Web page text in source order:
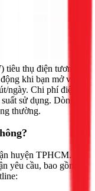
thụ điện tương
khi bạn mở vòi
ngày. Chi phí điện
sử dụng. Dòng
thường.
huyện TPHCM.
yêu cầu, bao gồm